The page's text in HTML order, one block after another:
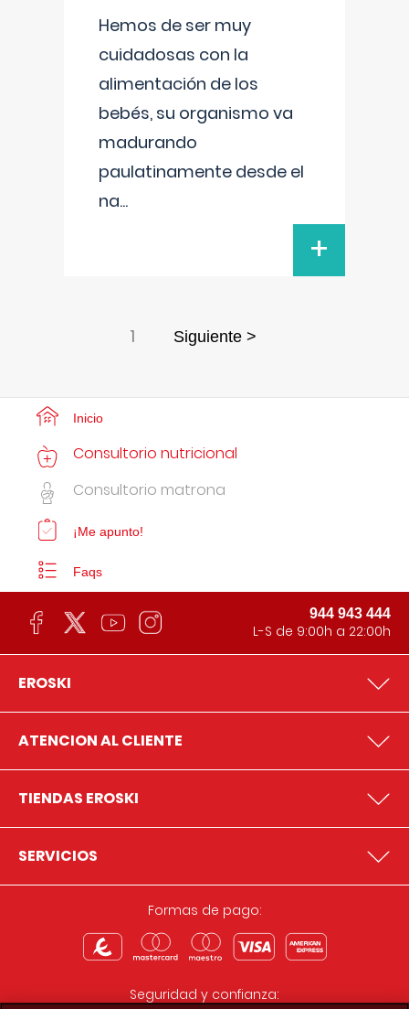
Hemos de ser muy
cuidadosas con la
alimentación de los
bebés, su organismo va
madurando
paulatinamente desde el
na...
+
1 Siguiente >
Inicio
Consultorio nutricional
Consultorio matrona
¡Me apunto!
Faqs
944 943 444
L-S de 9:00h a 22:00h
EROSKI
ATENCION AL CLIENTE
TIENDAS EROSKI
SERVICIOS
Formas de pago:
Seguridad y confianza: